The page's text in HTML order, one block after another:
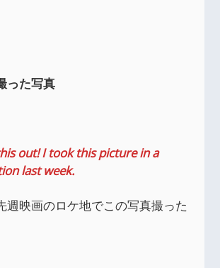
った写真
out! I took this picture in a
last week.
週映画のロケ地でこの写真撮った